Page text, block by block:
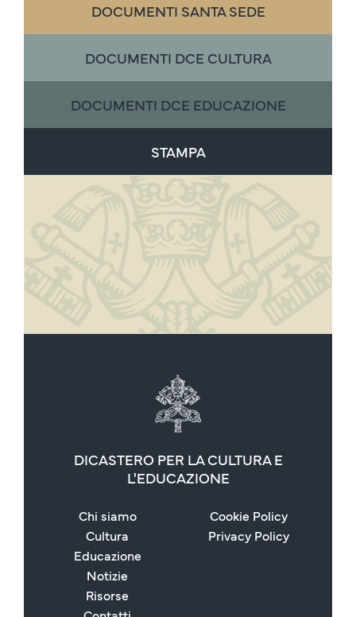
DOCUMENTI SANTA SEDE
DOCUMENTI DCE CULTURA
DOCUMENTI DCE EDUCAZIONE
STAMPA
DICASTERO PER LA CULTURA E
L'EDUCAZIONE
Chi siamo
Cultura
Educazione
Notizie
Risorse
Cookie Policy
Privacy Policy